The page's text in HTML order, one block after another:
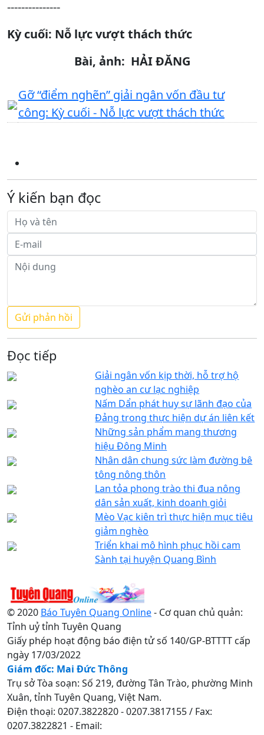
---------------
Kỳ cuối: Nỗ lực vượt thách thức
Bài, ảnh: HẢI ĐĂNG
Gỡ “điểm nghẽn” giải ngân vốn đầu tư
công: Kỳ cuối - Nỗ lực vượt thách thức
Ý kiến bạn đọc
Đọc tiếp
Giải ngân vốn kịp thời, hỗ trợ hộ
nghèo an cư lạc nghiệp
Nấm Dẩn phát huy sự lãnh đạo của
Đảng trong thực hiện dự án liên kết
Những sản phẩm mang thương
hiệu Đông Minh
Nhân dân chung sức làm đường bê
tông nông thôn
Lan tỏa phong trào thi đua nông
dân sản xuất, kinh doanh giỏi
Mèo Vạc kiên trì thực hiện mục tiêu
giảm nghèo
Triển khai mô hình phục hồi cam
Sành tại huyện Quang Bình
© 2020 Báo Tuyên Quang Online- Cơ quan chủ quản:
Tỉnh uỷ tỉnh Tuyên Quang
Giấy phép hoạt động báo điện tử số 140/GP-BTTTT cấp
ngày 17/03/2022
Giám đốc: Mai Đức Thông
Trụ sở Tòa soạn: Số 219, đường Tân Trào, phường Minh
Xuân, tỉnh Tuyên Quang, Việt Nam.
Điện thoại: 0207.3822820 - 0207.3817155 / Fax:
0207.3822821 - Email: